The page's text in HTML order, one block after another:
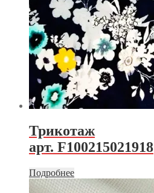
Трикотаж
арт. F100215021918
Подробнее